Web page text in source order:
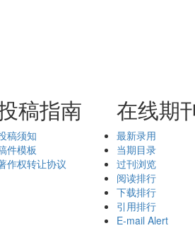
稿指南
稿须知
件模板
作权转让协议
在线期
最新录用
当期目录
过刊浏览
阅读排行
下载排行
引用排行
E-mail Alert